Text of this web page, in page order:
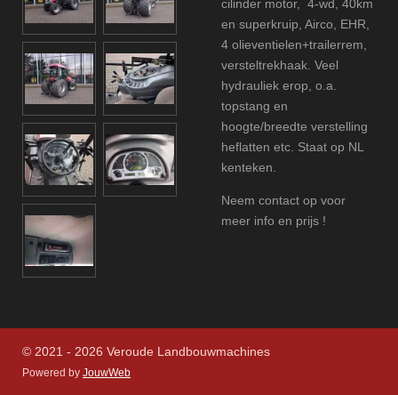
cilinder motor, 4-wd, 40km
en superkruip, Airco, EHR,
4 olieventielen+trailerrem,
versteltrekhaak. Veel
hydrauliek erop, o.a.
topstang en
hoogte/breedte verstelling
heflatten etc. Staat op NL
kenteken.
Neem contact op voor
meer info en prijs !
© 2021 - 2026 Veroude Landbouwmachines
Powered by JouwWeb